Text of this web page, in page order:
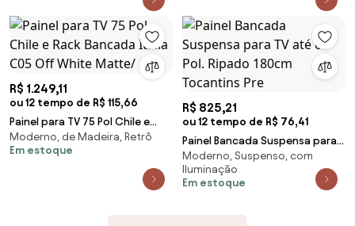
R$ 1.249,11
ou 12 tempo de R$ 115,66
Painel para TV 75 Pol Chile e
Rack Bancada Itália C05 Off
White Matte/
Moderno, de Madeira, Retrô
Em estoque
R$ 825,21
ou 12 tempo de R$ 76,41
Painel Bancada Suspensa para
TV até 65 Pol. Ripado 180cm
Tocantins Pre
Moderno, Suspenso, com
Iluminação
Em estoque